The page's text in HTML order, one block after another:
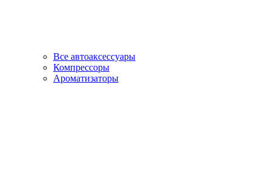
Все автоаксессуары
Компрессоры
Ароматизаторы